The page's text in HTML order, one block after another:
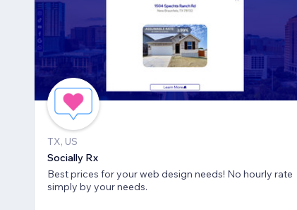
TX, US
Socially Rx
Best prices for your web design needs! No hourly rate
simply by your needs.